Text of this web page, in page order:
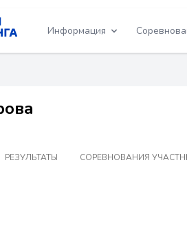
Информация
РЕЗУЛЬТАТЫ СОРЕВНОВАНИЯ